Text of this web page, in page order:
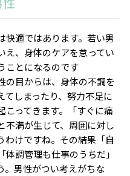
快適ではあります。若い男
え、身体のケアを怠ってい
ことになるのです
目からは、身体の不調を
てしまったり、努力不足に
こってきます。「すぐに痛
不満が生じて、周囲に対し
わけですね。その結果「自
調管理も仕事のうちだ」
。男性がつい考えがちな